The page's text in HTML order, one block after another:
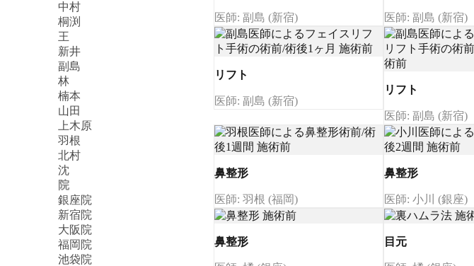
中村
桐渕
王
新井
副島
林
楠本
山田
上木原
羽根
北村
沈
院
銀座院
新宿院
大阪院
福岡院
池袋院
医師: 副島 (新宿) 医師: 副島 (新宿)
リフト
医師: 副島 (新宿)
リフト
医師: 副島 (新宿)
鼻整形
医師: 羽根 (福岡)
鼻整形
医師: 小川 (銀座)
鼻整形 目元